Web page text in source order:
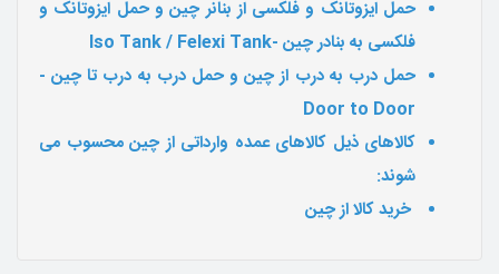
حمل ایزوتانک و فلکسی از بنانر چین و حمل ایزوتانک و
فلکسی به بنادر چین -Iso Tank / Felexi Tank
حمل درب به درب از چین و حمل درب به درب تا چین -
Door to Door
کالاهای ذیل کالاهای عمده وارداتی از چین محسوب می
شوند:
خرید کالا از چین